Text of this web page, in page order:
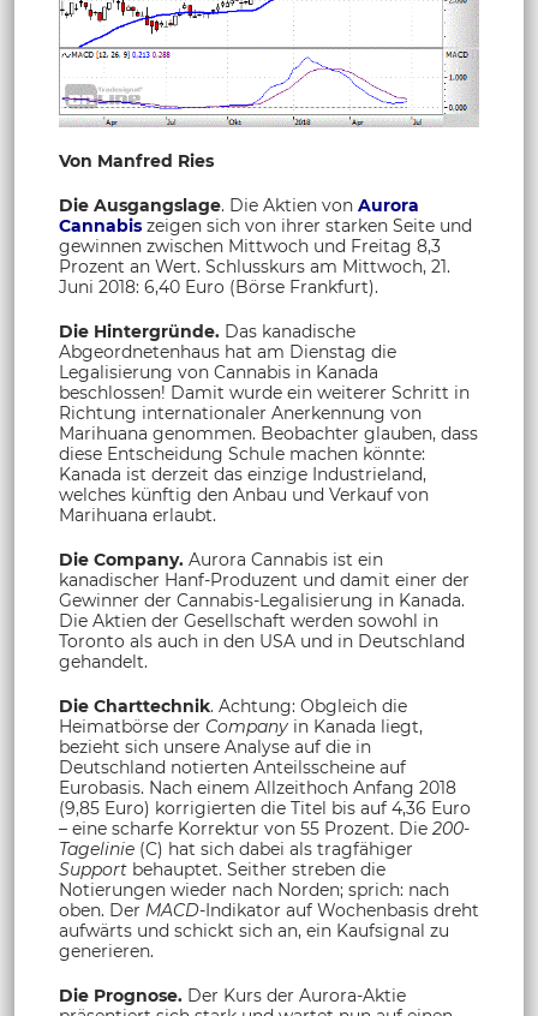
Von Manfred Ries
Die Ausgangslage. Die Aktien von Aurora
Cannabis zeigen sich von ihrer starken Seite und
gewinnen zwischen Mittwoch und Freitag 8,3
Prozent an Wert. Schlusskurs am Mittwoch, 21.
Juni 2018: 6,40 Euro (Börse Frankfurt).
Die Hintergründe. Das kanadische
Abgeordnetenhaus hat am Dienstag die
Legalisierung von Cannabis in Kanada
beschlossen! Damit wurde ein weiterer Schritt in
Richtung internationaler Anerkennung von
Marihuana genommen. Beobachter glauben, dass
diese Entscheidung Schule machen könnte:
Kanada ist derzeit das einzige Industrieland,
welches künftig den Anbau und Verkauf von
Marihuana erlaubt.
Die Company. Aurora Cannabis ist ein
kanadischer Hanf-Produzent und damit einer der
Gewinner der Cannabis-Legalisierung in Kanada.
Die Aktien der Gesellschaft werden sowohl in
Toronto als auch in den USA und in Deutschland
gehandelt.
Die Charttechnik. Achtung: Obgleich die
Heimatbörse der Company in Kanada liegt,
bezieht sich unsere Analyse auf die in
Deutschland notierten Anteilsscheine auf
Eurobasis. Nach einem Allzeithoch Anfang 2018
(9,85 Euro) korrigierten die Titel bis auf 4,36 Euro
– eine scharfe Korrektur von 55 Prozent. Die 200-
Tagelinie (C) hat sich dabei als tragfähiger
Support behauptet. Seither streben die
Notierungen wieder nach Norden; sprich: nach
oben. Der MACD-Indikator auf Wochenbasis dreht
aufwärts und schickt sich an, ein Kaufsignal zu
generieren.
Die Prognose. Der Kurs der Aurora-Aktie